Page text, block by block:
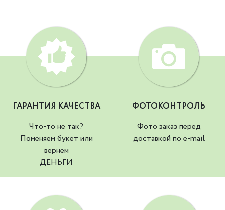
ГАРАНТИЯ КАЧЕСТВА
Что-то не так?
Поменяем букет или
вернем
ДЕНЬГИ
ФОТОКОНТРОЛЬ
Фото заказ перед
доставкой по e-mail